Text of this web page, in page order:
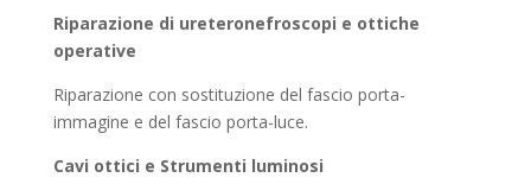
Riparazione di ureteronefroscopi e ottiche
operative
Riparazione con sostituzione del fascio porta-
immagine e del fascio porta-luce.
Cavi ottici e Strumenti luminosi